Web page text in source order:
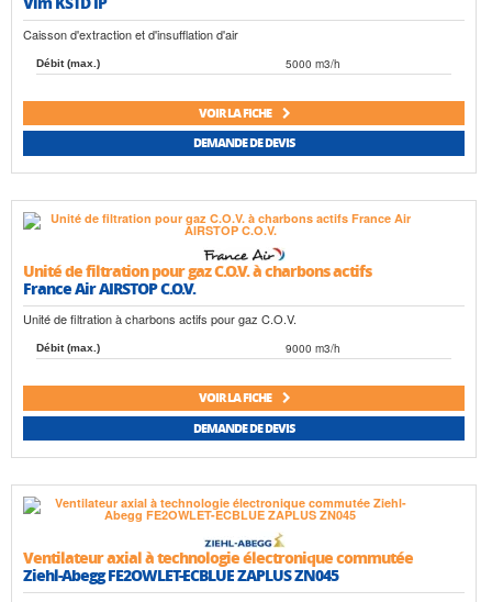
Caisson d'extraction et d'insufflation d'air
Débit (max.) 5000 m3/h
VOIR LA FICHE
DEMANDE DE DEVIS
Unité de filtration pour gaz C.O.V. à charbons actifs
France Air AIRSTOP C.O.V.
Unité de filtration à charbons actifs pour gaz C.O.V.
Débit (max.) 9000 m3/h
VOIR LA FICHE
DEMANDE DE DEVIS
Ventilateur axial à technologie électronique commutée
Ziehl-Abegg FE2OWLET-ECBLUE ZAPLUS ZN045